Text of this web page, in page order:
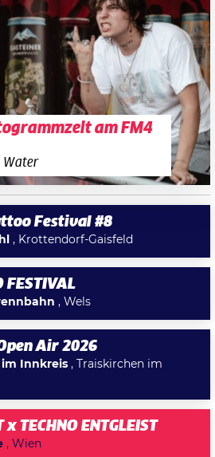
am FM4
Water
Festival #8
, Krottendorf-Gaisfeld
FESTIVAL
, Wels
Air 2026
Innkreis , Traiskirchen im
x TECHNO ENTGLEIST
, Wien